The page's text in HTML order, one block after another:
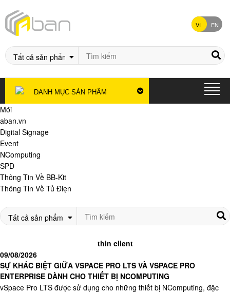
VI EN
DANH MỤC SẢN PHẨM
Mới
aban.vn
Digital Signage
Event
NComputing
SPD
Thông Tin Về BB-Kit
Thông Tin Về Tủ Điẹn
thin client
09/08/2026
SỰ KHÁC BIỆT GIỮA VSPACE PRO LTS VÀ VSPACE PRO
ENTERPRISE DÀNH CHO THIẾT BỊ NCOMPUTING
vSpace Pro LTS được sử dụng cho những thiết bị NComputing, đặc